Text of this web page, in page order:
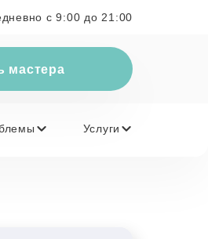
с 9:00 до 21:00
мастера
Услуги